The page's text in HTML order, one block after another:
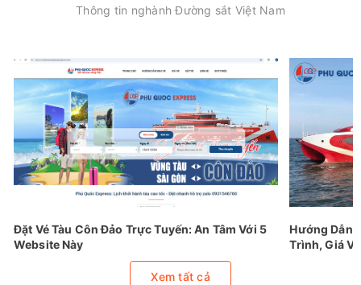
Thông tin nghành Đường sắt Việt Nam
Đặt Vé Tàu Côn Đảo Trực Tuyến: An Tâm Với 5
Website Này
Hướng Dẫn
Trình, Giá Vé
Xem tất cả